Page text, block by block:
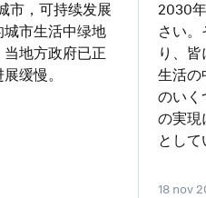
市，可持续发展
市生活中绿地
地方政府已正
缓慢。
2030
さい
り、
生活の
のいく
の実現
として
18 nov